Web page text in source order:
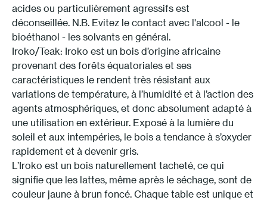
acides ou particulièrement agressifs est
déconseillée. N.B. Evitez le contact avec l'alcool - le
bioéthanol - les solvants en général.
Iroko/Teak: Iroko est un bois d’origine africaine
provenant des forêts équatoriales et ses
caractéristiques le rendent très résistant aux
variations de température, à l’humidité et à l’action des
agents atmosphériques, et donc absolument adapté à
une utilisation en extérieur. Exposé à la lumière du
soleil et aux intempéries, le bois a tendance à s’oxyder
rapidement et à devenir gris.
L’Iroko est un bois naturellement tacheté, ce qui
signifie que les lattes, même après le séchage, sont de
couleur jaune à brun foncé. Chaque table est unique et